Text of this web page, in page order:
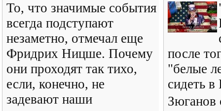
То, что значимые события
всегда подступают
незаметно, отмечал еще
Фридрих Ницше. Почему
они проходят так тихо,
если, конечно, не
задевают наши
после
"белые
сидеть
Зюганов